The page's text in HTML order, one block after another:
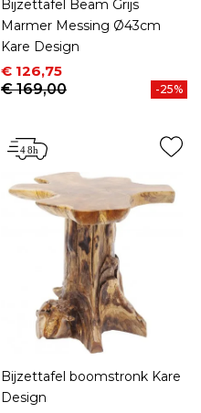
Bijzettafel Beam Grijs
Marmer Messing Ø43cm
Kare Design
Prijs
€ 126,75
Normale prijs
€ 169,00
-25%
Bijzettafel boomstronk Kare
Design